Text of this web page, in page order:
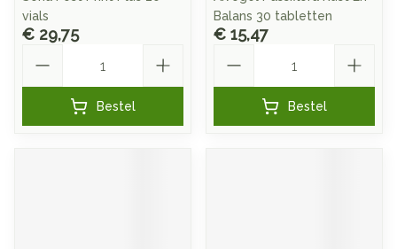
vials
€ 29,75
Bestel
Balans 30 tabletten
€ 15,47
Bestel